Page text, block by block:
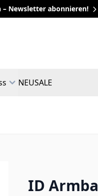
– Newsletter abonnieren!
NEUSALE
ID